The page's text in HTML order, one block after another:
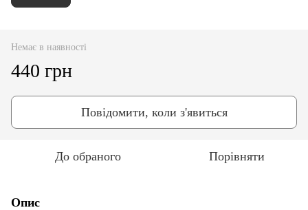
Немає в наявності
440 грн
Повідомити, коли з'явиться
До обраного Порівняти
Опис